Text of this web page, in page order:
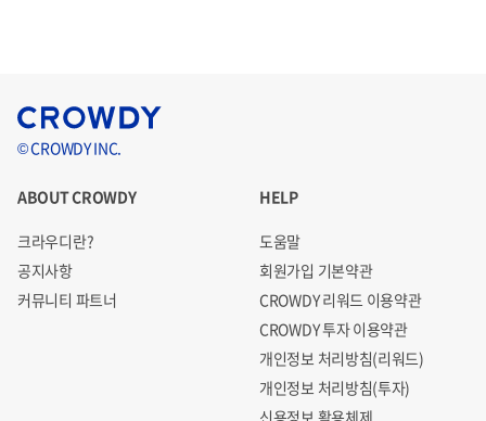
© CROWDY INC.
ABOUT CROWDY
크라우디란?
공지사항
커뮤니티 파트너
HELP
도움말
회원가입 기본약관
CROWDY 리워드 이용약관
CROWDY 투자 이용약관
개인정보 처리방침(리워드)
개인정보 처리방침(투자)
신용정보 활용체제